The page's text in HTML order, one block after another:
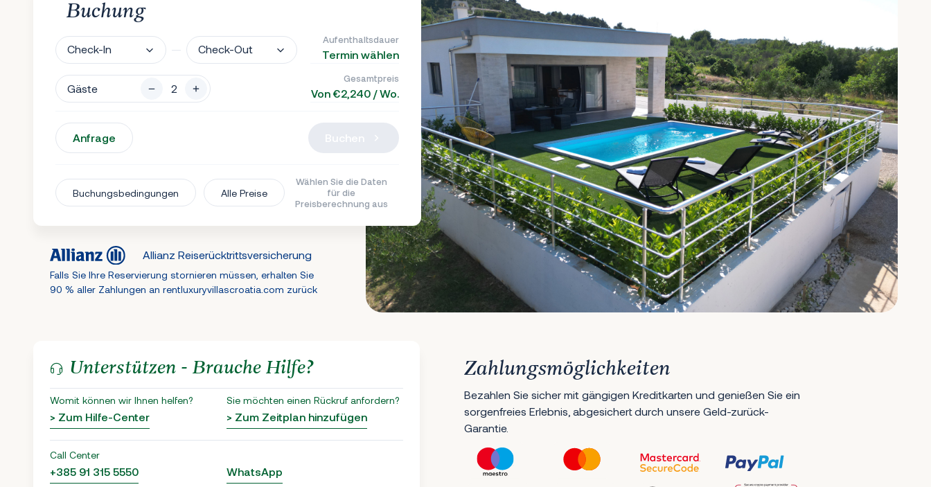
Buchung
Check-In Check-Out
Aufenthaltsdauer
Termin wählen
Gäste
Gesamtpreis
Von €2,240 / Wo.
Anfrage
Buchungsbedingungen Alle Preise
Wählen Sie die Daten
für die
Preisberechnung aus
Allianz Reiserücktrittsversicherung
Falls Sie Ihre Reservierung stornieren müssen, erhalten Sie
90 % aller Zahlungen an rentluxuryvillascroatia.com zurück
Unterstützen - Brauche Hilfe?
Womit können wir Ihnen helfen?
> Zum Hilfe-Center
Sie möchten einen Rückruf anfordern?
> Zum Zeitplan hinzufügen
Call Center
+385 91 315 5550 WhatsApp
Zahlungsmöglichkeiten
Bezahlen Sie sicher mit gängigen Kreditkarten und genießen Sie ein
sorgenfreies Erlebnis, abgesichert durch unsere Geld-zurück-
Garantie.